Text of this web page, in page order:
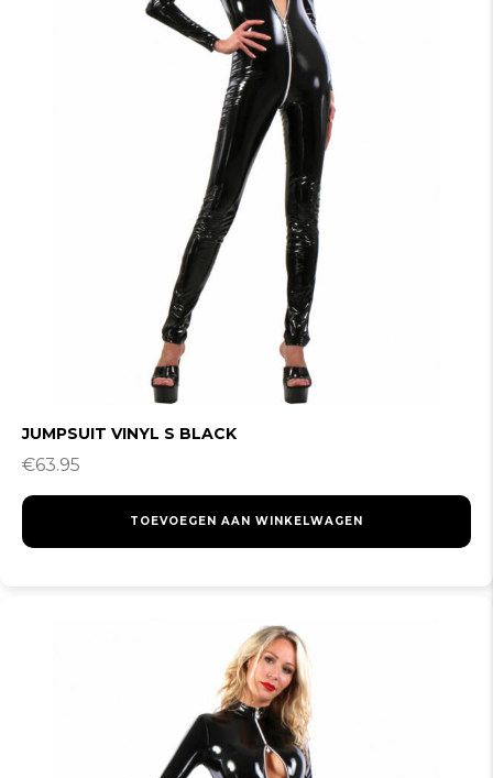
JUMPSUIT VINYL S BLACK
€63.95
TOEVOEGEN AAN WINKELWAGEN